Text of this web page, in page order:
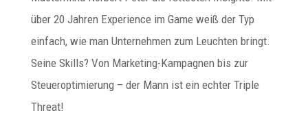
über 20 Jahren Experience im Game weiß der Typ
einfach, wie man Unternehmen zum Leuchten bringt.
Seine Skills? Von Marketing-Kampagnen bis zur
Steueroptimierung – der Mann ist ein echter Triple
Threat!